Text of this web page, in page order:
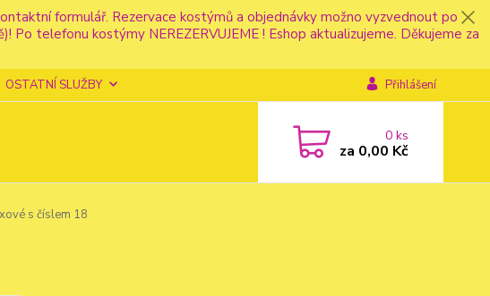
formulář. Rezervace kostýmů a objednávky možno vyzvednout po
telefonu kostýmy NEREZERVUJEME ! Eshop aktualizujeme. Děkujeme za
OSTATNÍ SLUŽBY Přihlášení
0ks
za 0,00 Kč
s číslem 18